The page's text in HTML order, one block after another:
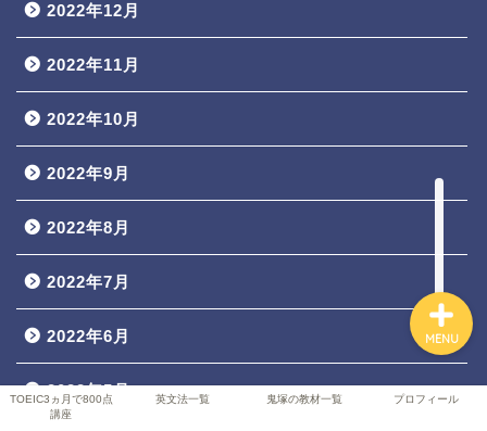
2022年12月
2022年11月
2022年10月
2022年9月
2022年8月
2022年7月
2022年6月
2022年5月
TOEIC3ヵ月で800点
講座
英文法一覧 鬼塚の教材一覧 プロフィール
MENU
TOEIC3ヵ月で800点講座
英文法一覧